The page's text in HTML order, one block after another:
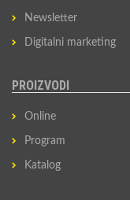
Newsletter
Digitalni marketing
PROIZVODI
Online
Program
Katalog